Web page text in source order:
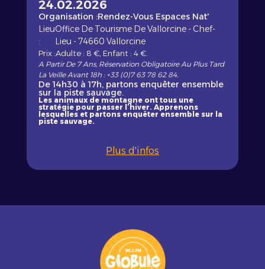
24.02.2026
Organisation :Rendez-Vous Espaces Nat'
Lieu
:
Office De Tourisme De Vallorcine - Chef-
Lieu - 74660 Vallorcine
Prix :Adulte : 8 €, Enfant : 4 €.
A Partir De 7 Ans, Réservation Obligatoire Au Plus Tard
La Veille Avant 18h : +33 (0)7 63 78 62 84.
De 14h30 à 17h, partons enquêter ensemble
sur la piste sauvage.
Les animaux de montagne ont tous une
stratégie pour passer l’hiver. Apprenons
lesquelles et partons enquêter ensemble sur la
piste sauvage.
Plus d'infos